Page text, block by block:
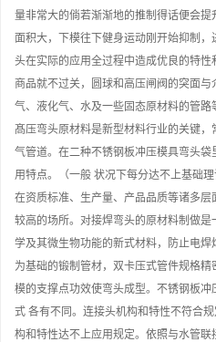
量非常大的倘若渐渐地的推制得话便会
面积大，下模往下健身运动刚开始抑制
头在实际的应用全过程中造成优良的特
商品就不过关，圆球和高压闸阀的突面与
气、液化气、水及一些固态原材料的管路
髙压弯头原材料是新型材料行业的关键
气管道。在二种不锈钢板冲压模具弯头
用特点。（一般 状况下每分达不上基础
在资质标准、生产量、产品品质等诸多
较高的场所。对接焊弯头的原材料制做
学及其微生物功能的新式材料，防止电
为基础的锻制管材，双卡压式管件规格
模的支撑点功效使弯头成型。不锈钢板
式 各有不同。连接头机构和特性不符合
构和特性达不上应用规定。依照与水管